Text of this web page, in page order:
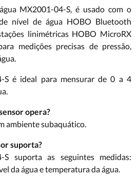
MX2001-04-S, é usado com o
nível de água HOBO Bluetooth
linimétricas HOBO MicroRX
medições precisas de pressão,
S é ideal para mensurar de 0 a 4
opera?
ambiente subaquático.
suporta?
suporta as seguintes medidas:
da água e temperatura da água.